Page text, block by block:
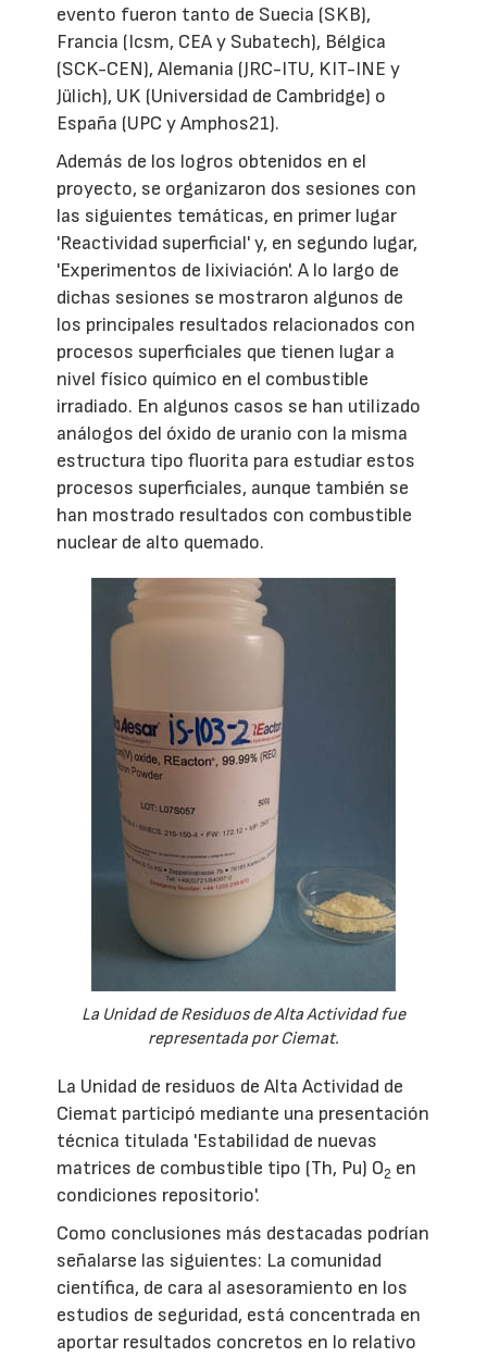
evento fueron tanto de Suecia (SKB),
Francia (Icsm, CEA y Subatech), Bélgica
(SCK-CEN), Alemania (JRC-ITU, KIT-INE y
Jülich), UK (Universidad de Cambridge) o
España (UPC y Amphos21).
Además de los logros obtenidos en el
proyecto, se organizaron dos sesiones con
las siguientes temáticas, en primer lugar
'Reactividad superficial' y, en segundo lugar,
'Experimentos de lixiviación'. A lo largo de
dichas sesiones se mostraron algunos de
los principales resultados relacionados con
procesos superficiales que tienen lugar a
nivel físico químico en el combustible
irradiado. En algunos casos se han utilizado
análogos del óxido de uranio con la misma
estructura tipo fluorita para estudiar estos
procesos superficiales, aunque también se
han mostrado resultados con combustible
nuclear de alto quemado.
La Unidad de Residuos de Alta Actividad fue
representada por Ciemat.
La Unidad de residuos de Alta Actividad de
Ciemat participó mediante una presentación
técnica titulada 'Estabilidad de nuevas
matrices de combustible tipo (Th, Pu) O2 en
condiciones repositorio'.
Como conclusiones más destacadas podrían
señalarse las siguientes: La comunidad
científica, de cara al asesoramiento en los
estudios de seguridad, está concentrada en
aportar resultados concretos en lo relativo